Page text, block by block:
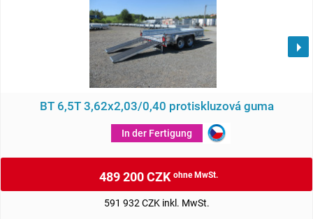
BT 6,5T 3,62x2,03/0,40 protiskluzová guma
In der Fertigung
489 200 CZKohne MwSt.
591 932 CZK inkl. MwSt.